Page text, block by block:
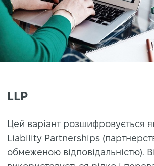
LLP
Цей варіант розшифровується
Liability Partnerships
обмеженою відповідальністю).